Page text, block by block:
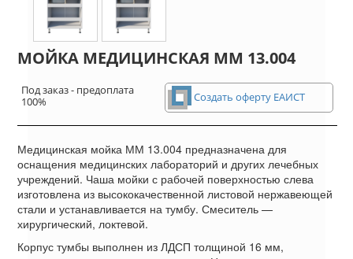
МОЙКА МЕДИЦИНСКАЯ ММ 13.004
Под заказ - предоплата
100%
Создать оферту ЕАИСТ
Медицинская мойка ММ 13.004 предназначена для
оснащения медицинских лабораторий и других лечебных
учреждений. Чаша мойки с рабочей поверхностью слева
изготовлена из высококачественной листовой нержавеющей
стали и устанавливается на тумбу. Смеситель —
хирургический, локтевой.
Корпус тумбы выполнен из ЛДСП толщиной 16 мм,